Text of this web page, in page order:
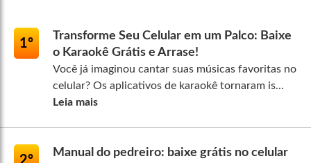
1º
Transforme Seu Celular em um Palco: Baixe
o Karaokê Grátis e Arrase!
Você já imaginou cantar suas músicas favoritas no
celular? Os aplicativos de karaokê tornaram is...
Leia mais
2º
Manual do pedreiro: baixe grátis no celular